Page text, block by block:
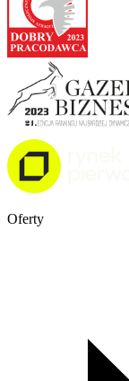
Oferty